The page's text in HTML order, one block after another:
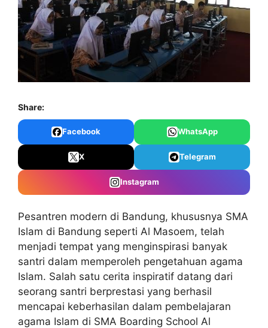
Share:
Facebook WhatsApp
X Telegram
Instagram
Pesantren modern di Bandung, khususnya SMA
Islam di Bandung seperti Al Masoem, telah
menjadi tempat yang menginspirasi banyak
santri dalam memperoleh pengetahuan agama
Islam. Salah satu cerita inspiratif datang dari
seorang santri berprestasi yang berhasil
mencapai keberhasilan dalam pembelajaran
agama Islam di SMA Boarding School Al